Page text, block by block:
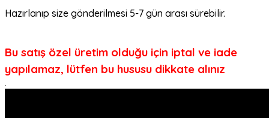
Hazırlanıp size gönderilmesi 5-7 gün arası sürebilir.
Bu satış özel üretim olduğu için iptal ve iade
yapılamaz, lütfen bu hususu dikkate alınız